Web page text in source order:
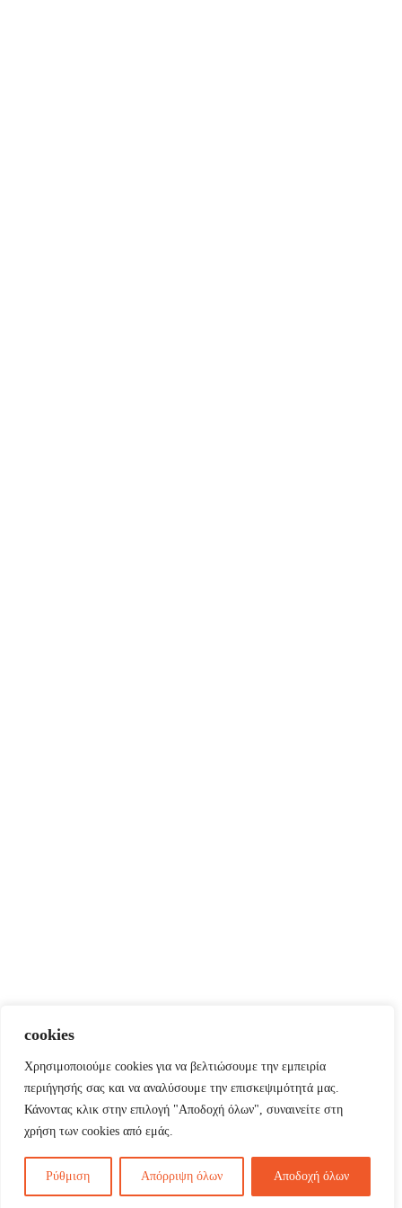
cookies
Χρησιμοποιούμε cookies για να βελτιώσουμε την εμπειρία
περιήγησής σας και να αναλύσουμε την επισκεψιμότητά μας.
Κάνοντας κλικ στην επιλογή "Αποδοχή όλων", συναινείτε στη
χρήση των cookies από εμάς.
Ρύθμιση Απόρριψη όλων Αποδοχή όλων